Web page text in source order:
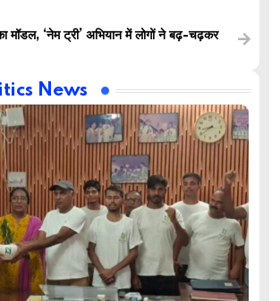
का मॉडल, ‘नेम ट्री’ अभियान में लोगों ने बढ़-चढ़कर
News